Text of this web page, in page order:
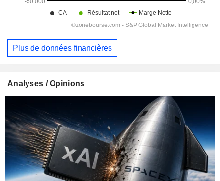
Plus de données financières
Analyses / Opinions